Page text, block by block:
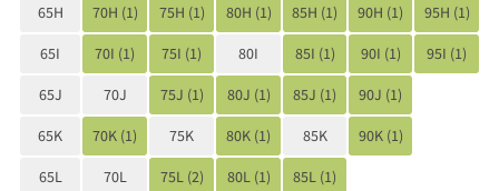
65H 70H (1) 75H (1) 80H (1) 85H (1) 90H (1) 95H (1)
65I 70I (1) 75I (1) 80I 85I (1) 90I (1) 95I (1)
65J 70J 75J (1) 80J (1) 85J (1) 90J (1)
65K 70K (1) 75K 80K (1) 85K 90K (1)
65L 70L 75L (2) 80L (1) 85L (1)